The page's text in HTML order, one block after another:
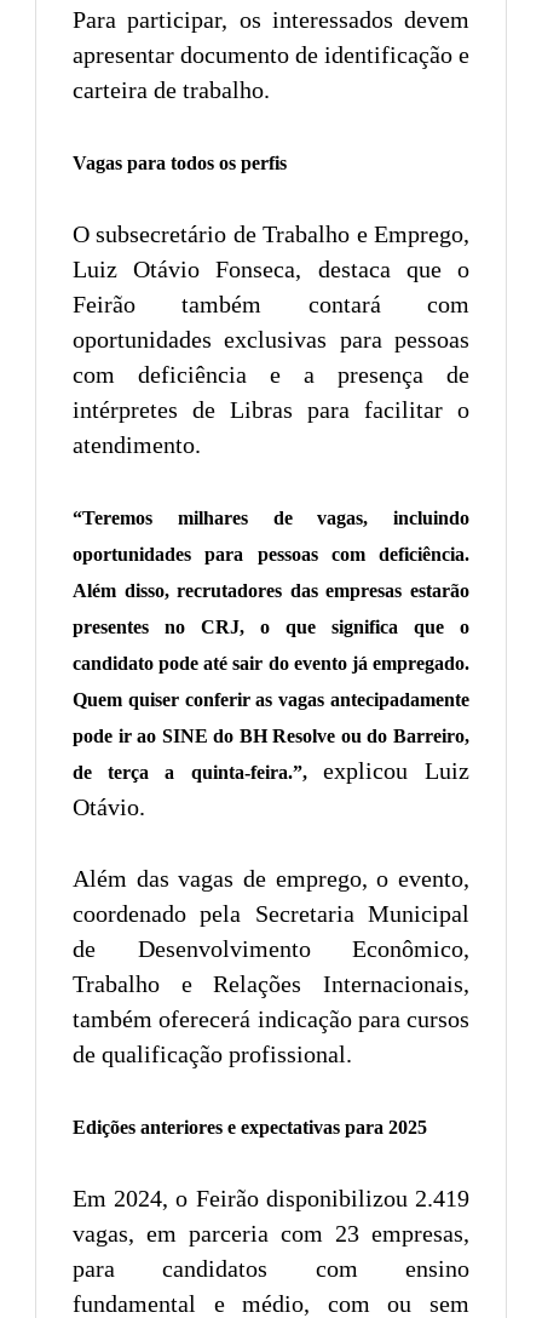
Para participar, os interessados devem
apresentar documento de identificação e
carteira de trabalho.
Vagas para todos os perfis
O subsecretário de Trabalho e Emprego,
Luiz Otávio Fonseca, destaca que o
Feirão também contará com
oportunidades exclusivas para pessoas
com deficiência e a presença de
intérpretes de Libras para facilitar o
atendimento.
“Teremos milhares de vagas, incluindo
oportunidades para pessoas com deficiência.
Além disso, recrutadores das empresas estarão
presentes no CRJ, o que significa que o
candidato pode até sair do evento já empregado.
Quem quiser conferir as vagas antecipadamente
pode ir ao SINE do BH Resolve ou do Barreiro,
de terça a quinta-feira.”,
explicou Luiz
Otávio.
Além das vagas de emprego, o evento,
coordenado pela Secretaria Municipal
de Desenvolvimento Econômico,
Trabalho e Relações Internacionais,
também oferecerá indicação para cursos
de qualificação profissional.
Edições anteriores e expectativas para 2025
Em 2024, o Feirão disponibilizou 2.419
vagas, em parceria com 23 empresas,
para candidatos com ensino
fundamental e médio, com ou sem